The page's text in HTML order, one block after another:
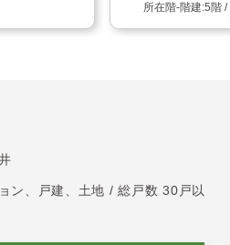
5階 /
ン、戸建、土地 / 総戸数 30戸以